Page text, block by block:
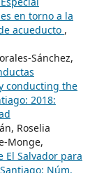
en torno a la
acueducto ,
Sánchez,
conducting the
2018:
Roselia
Monge,
El Salvador para
Santiago: Núm.